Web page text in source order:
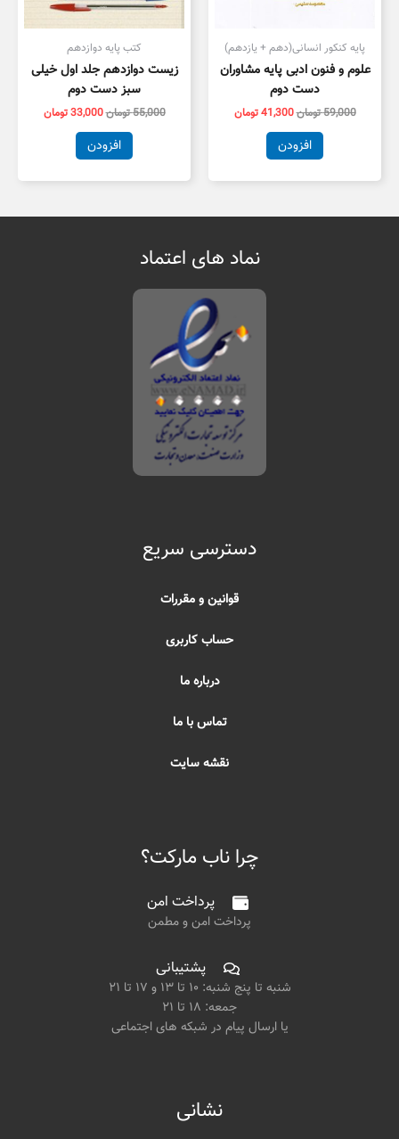
پایه کنکور انسانی(دهم + یازدهم)
علوم و فنون ادبی پایه مشاوران
دست دوم
59,000تومان41,300تومان
افزودن
کتب پایه دوازدهم
زیست دوازدهم جلد اول خیلی
سبز دست دوم
55,000تومان33,000تومان
افزودن
نماد های اعتماد
دسترسی سریع
قوانین و مقررات
حساب کاربری
درباره ما
تماس با ما
نقشه سایت
چرا ناب مارکت؟
پرداخت امن
پرداخت امن و مطمن
پشتیبانی
شنبه تا پنج شنبه: ۱۰ تا ۱۳ و ۱۷ تا ۲۱
جمعه: ۱۸ تا ۲۱
یا ارسال پیام در شبکه های اجتماعی
نشانی